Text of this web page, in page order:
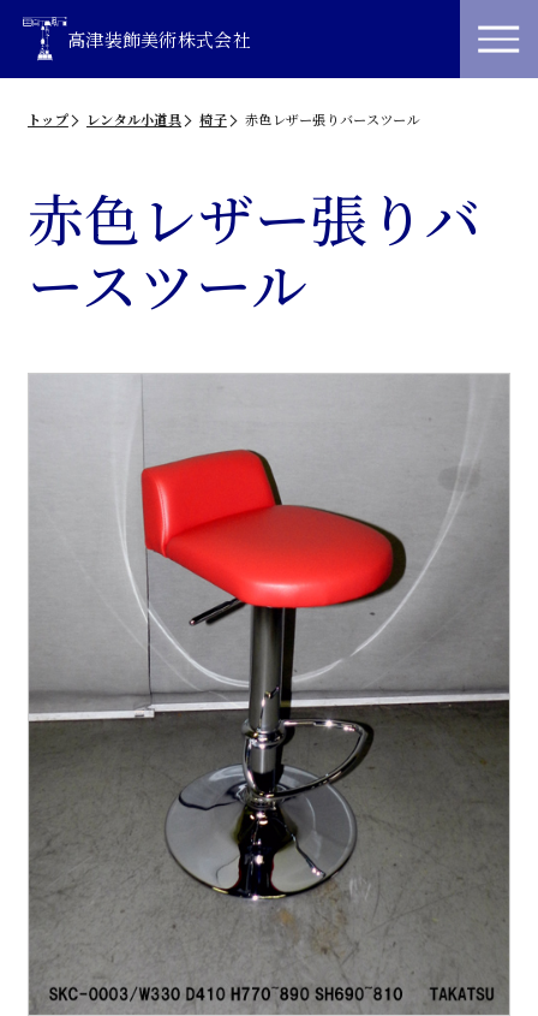
高津装飾美術株式会社
トップ レンタル小道具 椅子 赤色レザー張りバースツール
赤色レザー張りバ
ースツール